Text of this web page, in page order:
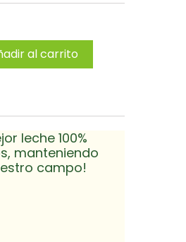
al carrito
leche 100%
manteniendo
campo!